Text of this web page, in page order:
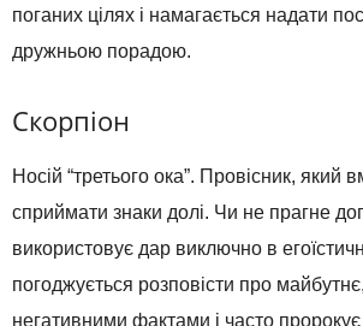
поганих цілях і намагається надати
дружньою порадою.
Скорпіон
Носій “третього ока”. Провісник, який
сприймати знаки долі. Чи не прагне
використовує дар виключно в
погоджується розповісти про
негативними фактами і часто